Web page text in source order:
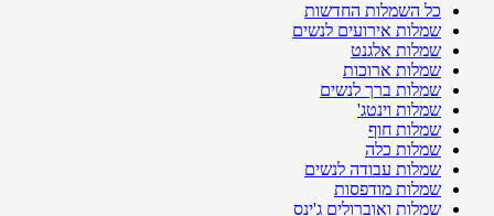
כל השמלות החדשות
שמלות אירועים לנשים
שמלות אלגנט
שמלות ארוכות
שמלות ברך לנשים
שמלות וינטג'
שמלות חוף
שמלות כלה
שמלות עבודה לנשים
שמלות מודפסות
שמלות ואוברולים ג'ינס